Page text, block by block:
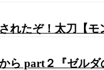
たぞ！太刀【モ
ら part２『ゼル